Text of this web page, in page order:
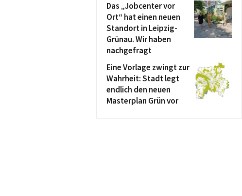
Das „Jobcenter vor
Ort“ hat einen neuen
Standort in Leipzig-
Grünau. Wir haben
nachgefragt
Eine Vorlage zwingt zur
Wahrheit: Stadt legt
endlich den neuen
Masterplan Grün vor